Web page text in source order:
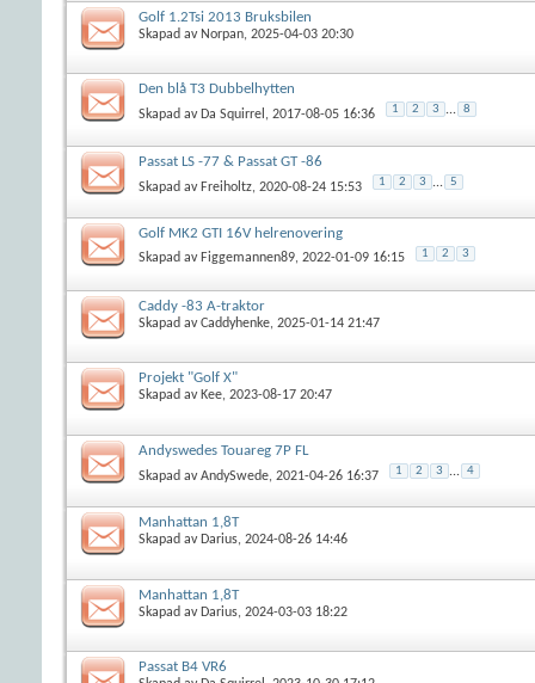
Golf 1.2Tsi 2013 Bruksbilen
Skapad av Norpan, 2025-04-03 20:30
Den blå T3 Dubbelhytten
Skapad av Da Squirrel , 2017-08-05 16:36 1 2 3 ... 8
Passat LS -77 & Passat GT -86
Skapad av Freiholtz, 2020-08-24 15:53 1 2 3 ... 5
Golf MK2 GTI 16V helrenovering
Skapad av Figgemannen89, 2022-01-09 16:15 1 2 3
Caddy -83 A-traktor
Skapad avCaddyhenke, 2025-01-14 21:47
Projekt "Golf X"
Skapad av Kee, 2023-08-17 20:47
Andyswedes Touareg 7P FL
Skapad avAndySwede, 2021-04-26 16:37 1 2 3 ... 4
Manhattan 1,8T
Skapad av Darius, 2024-08-26 14:46
Manhattan 1,8T
Skapad av Darius, 2024-03-03 18:22
Passat B4 VR6